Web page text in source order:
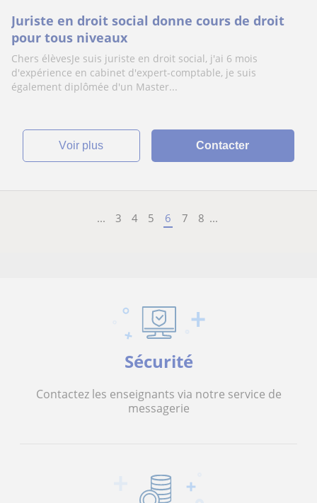
Juriste en droit social donne cours de droit
pour tous niveaux
Chers élèvesJe suis juriste en droit social, j'ai 6 mois
d'expérience en cabinet d'expert-comptable, je suis
également diplômée d'un Master...
voir plus Contacter
... 3 4 5 6 7 8 ...
Sécurité
Contactez les enseignants via notre service de
messagerie